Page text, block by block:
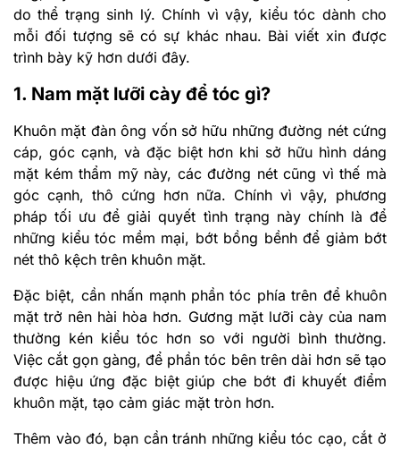
do thể trạng sinh lý. Chính vì vậy, kiểu tóc dành cho
mỗi đối tượng sẽ có sự khác nhau. Bài viết xin được
trình bày kỹ hơn dưới đây.
1. Nam mặt lưỡi cày để tóc gì?
Khuôn mặt đàn ông vốn sở hữu những đường nét cứng
cáp, góc cạnh, và đặc biệt hơn khi sở hữu hình dáng
mặt kém thẩm mỹ này, các đường nét cũng vì thế mà
góc cạnh, thô cứng hơn nữa. Chính vì vậy, phương
pháp tối ưu để giải quyết tình trạng này chính là để
những kiểu tóc mềm mại, bớt bồng bềnh để giảm bớt
nét thô kệch trên khuôn mặt.
Đặc biệt, cần nhấn mạnh phần tóc phía trên để khuôn
mặt trở nên hài hòa hơn. Gương mặt lưỡi cày của nam
thường kén kiểu tóc hơn so với người bình thường.
Việc cắt gọn gàng, để phần tóc bên trên dài hơn sẽ tạo
được hiệu ứng đặc biệt giúp che bớt đi khuyết điểm
khuôn mặt, tạo cảm giác mặt tròn hơn.
Thêm vào đó, bạn cần tránh những kiểu tóc cạo, cắt ở